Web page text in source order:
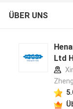
ÜBER UNS
Ltd